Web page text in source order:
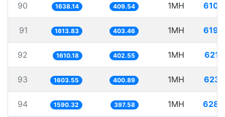
90 1638.14 409.54 1MH
91 1613.83 403.46 1MH
92 1610.18 402.55 1MH
93 1603.55 400.89 1MH
94 1590.32 397.58 1MH